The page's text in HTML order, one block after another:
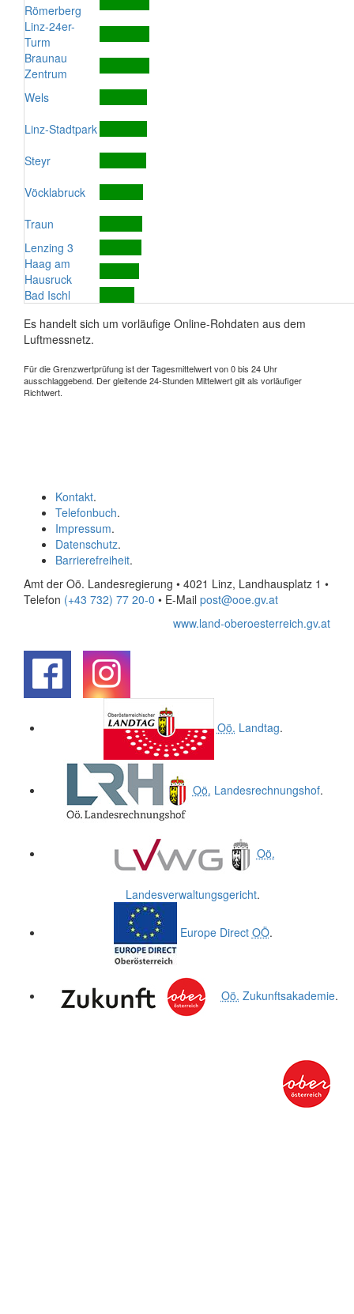
Römerberg
Linz-24er-
Turm
Braunau
Zentrum
Wels
Linz-Stadtpark
Steyr
Vöcklabruck
Traun
Lenzing 3
Haag am
Hausruck
Bad Ischl
Es handelt sich um vorläufige Online-Rohdaten aus dem
Luftmessnetz.
Für die Grenzwertprüfung ist der Tagesmittelwert von 0 bis 24 Uhr
ausschlaggebend. Der gleitende 24-Stunden Mittelwert gilt als vorläufiger
Richtwert.
Kontakt.
Telefonbuch.
Impressum.
Datenschutz.
Barrierefreiheit.
Amt der Oö. Landesregierung • 4021 Linz, Landhausplatz 1 •
Telefon (+43 732) 77 20-0 • E-Mail post@ooe.gv.at
www.land-oberoesterreich.gv.at
Oö. Landtag.
Oö. Landesrechnungshof.
Oö.
Landesverwaltungsgericht.
Europe Direct OÖ.
Oö. Zukunftsakademie.